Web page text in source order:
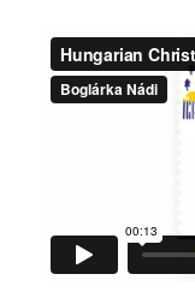
Hungarian